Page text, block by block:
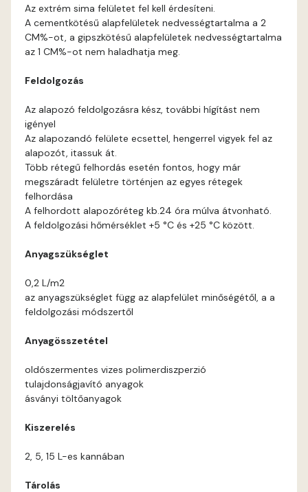
Brick E
Caramel E
Citrus C
Citrus D
Citrus E
Az extrém sima felületet fel kell érdesíteni.
A cementkötésű alapfelületek nedvességtartalma a 2
CM%-ot, a gipszkötésű alapfelületek nedvességtartalma
az 1 CM%-ot nem haladhatja meg.
Feldolgozás
Az alapozó feldolgozásra kész, további hígítást nem
igényel
Az alapozandó felülete ecsettel, hengerrel vigyek fel az
alapozót, itassuk át.
Több rétegű felhordás esetén fontos, hogy már
megszáradt felületre történjen az egyes rétegek
felhordása
A felhordott alapozóréteg kb.24 óra múlva átvonható.
A feldolgozási hőmérséklet +5 °C és +25 °C között.
Anyagszükséglet
0,2 L/m2
az anyagszükséglet függ az alapfelület minőségétől, a a
feldolgozási módszertől
Anyagösszetétel
oldószermentes vizes polimerdiszperzió
tulajdonságjavító anyagok
ásványi töltőanyagok
Kiszerelés
2, 5, 15 L-es kannában
Tárolás